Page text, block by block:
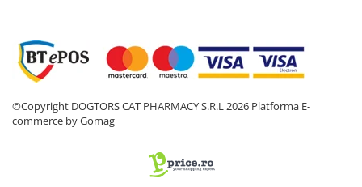
©Copyright DOGTORS CAT PHARMACY S.R.L 2026 Platforma E-
commerce by Gomag